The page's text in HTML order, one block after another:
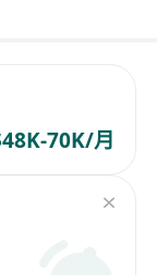
70K/月